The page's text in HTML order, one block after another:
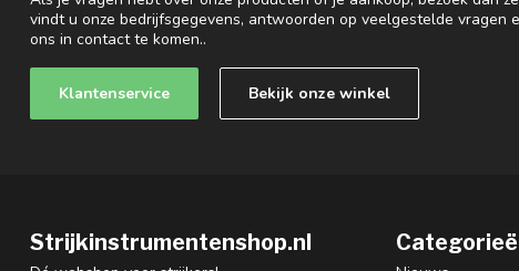
vindt u onze bedrijfsgegevens, antwoorden op veelgestelde vragen
ons in contact te komen..
Klantenservice Bekijk onze winkel
Strijkinstrumentenshop.nl